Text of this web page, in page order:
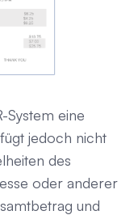
System eine
jedoch nicht
des
oder anderer
und